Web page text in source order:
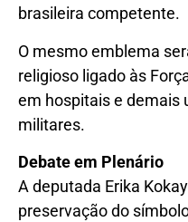
brasileira competente.
O mesmo emblema
religioso ligado às
em hospitais e demais
militares.
Debate em Plenário
A deputada Erika
preservação do